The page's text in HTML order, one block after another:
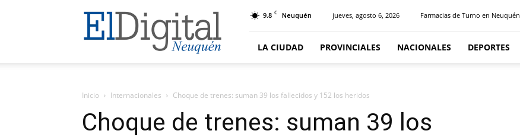
El
Digital
Neuquen
9.8 C Neuquén jueves, agosto 6, 2026 Farmacias de Turno en Neuquén
LA CIUDAD PROVINCIALES NACIONALES DEPORTES
Inicio Internacionales Choque de trenes: suman 39 los fallecidos y 152 los heridos
Choque de trenes: suman 39 los